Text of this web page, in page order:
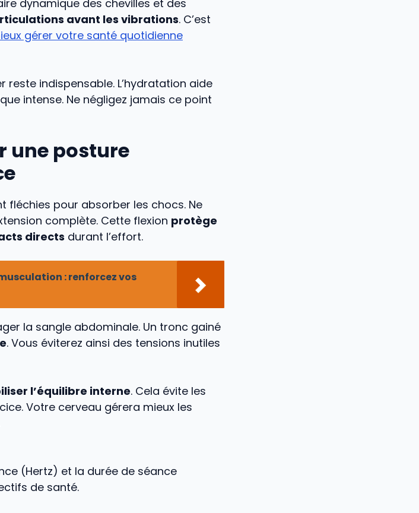
dynamique des chevilles et des
avant les vibrations. C’est
gérer votre santé quotidienne
reste indispensable. L’hydratation aide
intense. Ne négligez jamais ce point
une posture
fléchies pour absorber les chocs. Ne
complète. Cette flexion protège
directs durant l’effort.
: renforcez vos
la sangle abdominale. Un tronc gainé
. Vous éviterez ainsi des tensions inutiles
l’équilibre interne. Cela évite les
Votre cerveau gérera mieux les
(Hertz) et la durée de séance
de santé.